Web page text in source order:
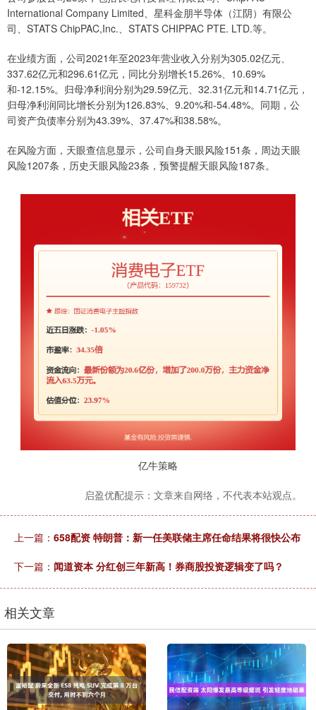
International Company Limited、星科金朋半导体（江阴）有限公
司、STATS ChipPAC,Inc.、STATS CHIPPAC PTE. LTD.等。
在业绩方面，公司2021年至2023年营业收入分别为305.02亿元、
337.62亿元和296.61亿元，同比分别增长15.26%、10.69%
和-12.15%。归母净利润分别为29.59亿元、32.31亿元和14.71亿元，
归母净利润同比增长分别为126.83%、9.20%和-54.48%。同期，公
司资产负债率分别为43.39%、37.47%和38.58%。
在风险方面，天眼查信息显示，公司自身天眼风险151条，周边天眼
风险1207条，历史天眼风险23条，预警提醒天眼风险187条。
亿牛策略
启盈优配提示：文章来自网络，不代表本站观点。
上一篇： 658配资 特朗普：新一任美联储主席任命结果将很快公布
下一篇： 闻道资本 分红创三年新高！券商股投资逻辑变了吗？
相关文章